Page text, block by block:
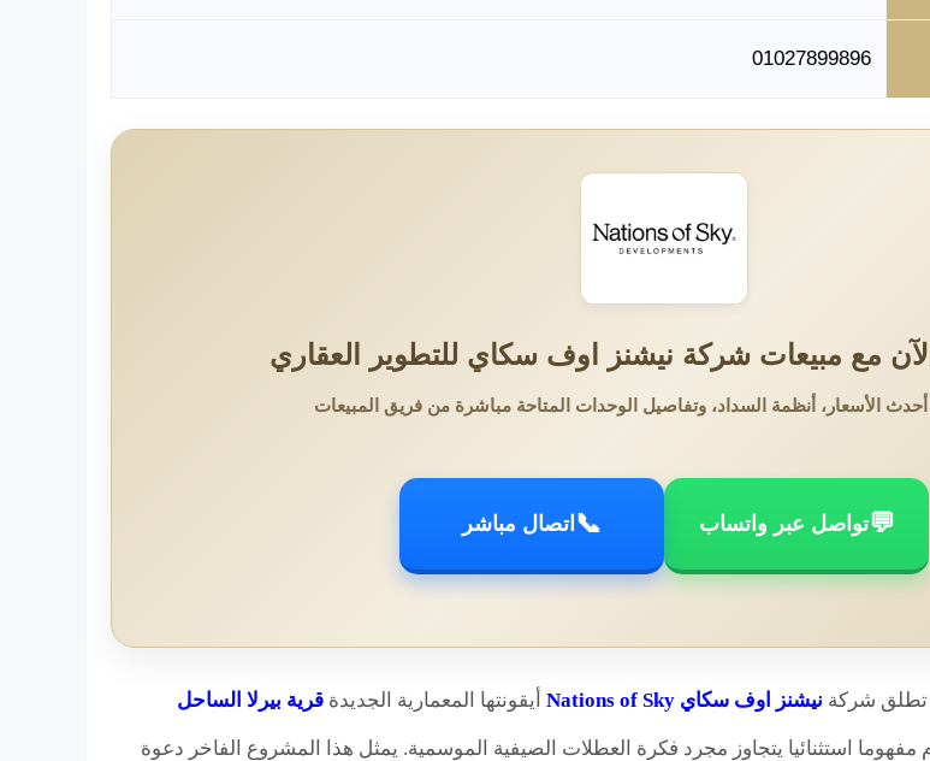
01027899896
مع مبيعات شركة نيشنز اوف سكاي للتطوير العقاري
الأسعار، أنظمة السداد، وتفاصيل الوحدات المتاحة مباشرة من فريق المبيعات
💬تواصل عبر واتساب 📞 اتصال مباشر
تطلق شركة نيشنز اوف سكاي Nations of Sky أيقونتها المعمارية الجديدة قرية بيرلا الساحل
مفهوما استثنائيا يتجاوز مجرد فكرة العطلات الصيفية الموسمية. يمثل هذا المشروع الفاخر دعوة